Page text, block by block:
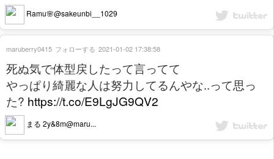
Ramu🌸@sakeunbi__1029
死ぬ気で体型戻したって言ってて
やっぱり綺麗な人は努力してるんやな..って思っ
た? https://t.co/E9LgJG9QV2
まる 2y&8m@maru...
maruberry0415 フォローする 2021-01-02 17:38:58